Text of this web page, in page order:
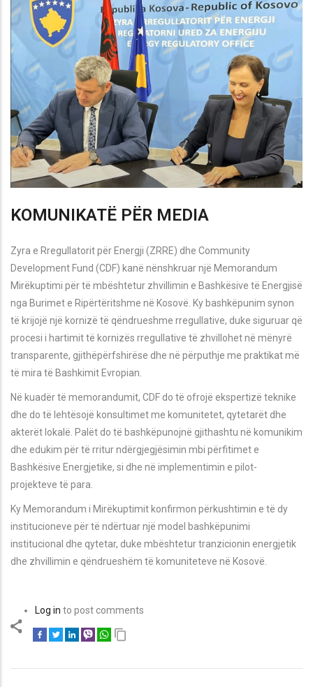
KOMUNIKATË PËR MEDIA
Zyra e Rregullatorit për Energji (ZRRE) dhe Community
Development Fund (CDF) kanë nënshkruar një Memorandum
Mirëkuptimi për të mbështetur zhvillimin e Bashkësive të Energjisë
nga Burimet e Ripërtëritshme në Kosovë. Ky bashkëpunim synon
të krijojë një kornizë të qëndrueshme rregullative, duke siguruar që
procesi i hartimit të kornizës rregullative të zhvillohet në mënyrë
transparente, gjithëpërfshirëse dhe në përputhje me praktikat më
të mira të Bashkimit Evropian.
Në kuadër të memorandumit, CDF do të ofrojë ekspertizë teknike
dhe do të lehtësojë konsultimet me komunitetet, qytetarët dhe
akterët lokalë. Palët do të bashkëpunojnë gjithashtu në komunikim
dhe edukim për të rritur ndërgjegjësimin mbi përfitimet e
Bashkësive Energjetike, si dhe në implementimin e pilot-
projekteve të para.
Ky Memorandum i Mirëkuptimit konfirmon përkushtimin e të dy
institucioneve për të ndërtuar një model bashkëpunimi
institucional dhe qytetar, duke mbështetur tranzicionin energjetik
dhe zhvillimin e qëndrueshëm të komuniteteve në Kosovë.
Log in to post comments